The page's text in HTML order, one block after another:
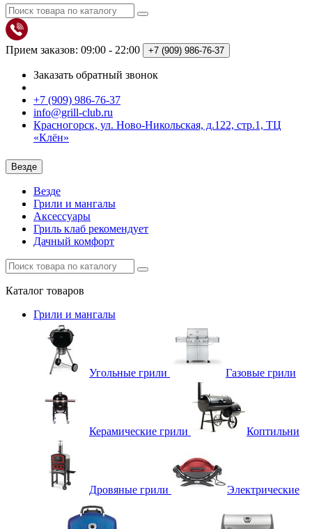
Прием заказов: 09:00 - 22:00 +7 (909) 986-76-37
Заказать обратный звонок
+7 (909) 986-76-37
info@grill-club.ru
Красногорск, ул. Ново-Никольская, д.122, стр.1, ТЦ
«Клён»
Везде
Везде
Грили и мангалы
Аксессуары
Гриль клаб рекомендует
Дачный комфорт
Каталог товаров
Грили и мангалы
Угольные грили Газовые грили
Керамические грили Коптильни
Дровяные грили Электрические